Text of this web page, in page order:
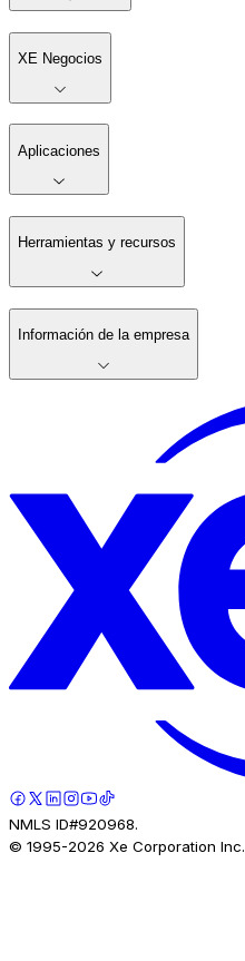
XE Negocios
Aplicaciones
Herramientas y recursos
Información de la empresa
NMLS ID#920968.
© 1995-2026 Xe Corporation Inc.